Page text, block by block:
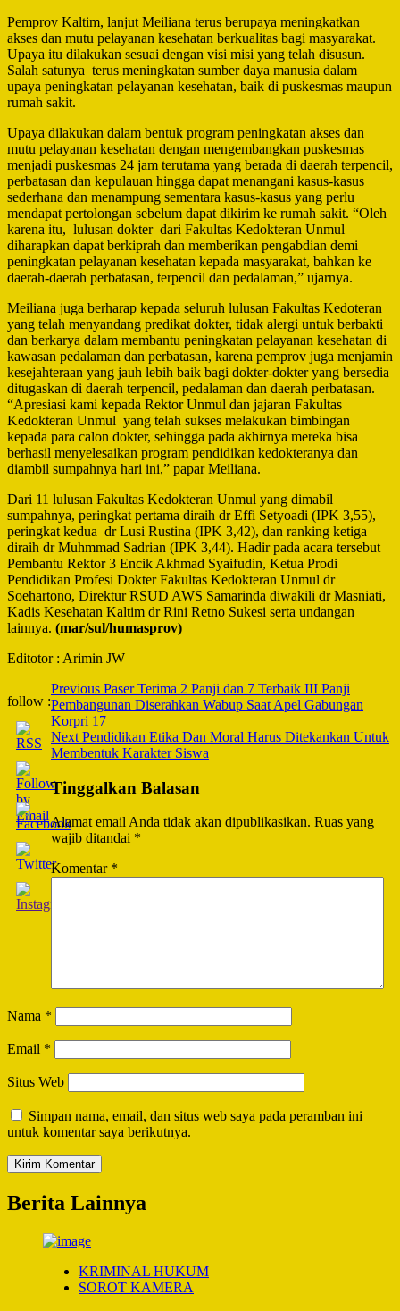
Pemprov Kaltim, lanjut Meiliana terus berupaya meningkatkan
akses dan mutu pelayanan kesehatan berkualitas bagi masyarakat.
Upaya itu dilakukan sesuai dengan visi misi yang telah disusun.
Salah satunya terus meningkatan sumber daya manusia dalam
upaya peningkatan pelayanan kesehatan, baik di puskesmas maupun
rumah sakit.
Upaya dilakukan dalam bentuk program peningkatan akses dan
mutu pelayanan kesehatan dengan mengembangkan puskesmas
menjadi puskesmas 24 jam terutama yang berada di daerah terpencil,
perbatasan dan kepulauan hingga dapat menangani kasus-kasus
sederhana dan menampung sementara kasus-kasus yang perlu
mendapat pertolongan sebelum dapat dikirim ke rumah sakit. “Oleh
karena itu, lulusan dokter dari Fakultas Kedokteran Unmul
diharapkan dapat berkiprah dan memberikan pengabdian demi
peningkatan pelayanan kesehatan kepada masyarakat, bahkan ke
daerah-daerah perbatasan, terpencil dan pedalaman,” ujarnya.
Meiliana juga berharap kepada seluruh lulusan Fakultas Kedoteran
yang telah menyandang predikat dokter, tidak alergi untuk berbakti
dan berkarya dalam membantu peningkatan pelayanan kesehatan di
kawasan pedalaman dan perbatasan, karena pemprov juga menjamin
kesejahteraan yang jauh lebih baik bagi dokter-dokter yang bersedia
ditugaskan di daerah terpencil, pedalaman dan daerah perbatasan.
“Apresiasi kami kepada Rektor Unmul dan jajaran Fakultas
Kedokteran Unmul yang telah sukses melakukan bimbingan
kepada para calon dokter, sehingga pada akhirnya mereka bisa
berhasil menyelesaikan program pendidikan kedokteranya dan
diambil sumpahnya hari ini,” papar Meiliana.
Dari 11 lulusan Fakultas Kedokteran Unmul yang dimabil
sumpahnya, peringkat pertama diraih dr Effi Setyoadi (IPK 3,55),
peringkat kedua dr Lusi Rustina (IPK 3,42), dan ranking ketiga
diraih dr Muhmmad Sadrian (IPK 3,44). Hadir pada acara tersebut
Pembantu Rektor 3 Encik Akhmad Syaifudin, Ketua Prodi
Pendidikan Profesi Dokter Fakultas Kedokteran Unmul dr
Soehartono, Direktur RSUD AWS Samarinda diwakili dr Masniati,
Kadis Kesehatan Kaltim dr Rini Retno Sukesi serta undangan
lainnya. (mar/sul/humasprov)
Editotor : Arimin JW
follow :
Post
Navigation
Previous Paser Terima 2 Panji dan 7 Terbaik III Panji
Pembangunan Diserahkan Wabup Saat Apel Gabungan
Korpri 17
Next Pendidikan Etika Dan Moral Harus Ditekankan Untuk
Membentuk Karakter Siswa
Tinggalkan Balasan
Alamat email Anda tidak akan dipublikasikan. Ruas yang
wajib ditandai *
Komentar *
Nama *
Email *
Situs Web
Simpan nama, email, dan situs web saya pada peramban ini
untuk komentar saya berikutnya.
Berita Lainnya
KRIMINAL HUKUM
SOROT KAMERA